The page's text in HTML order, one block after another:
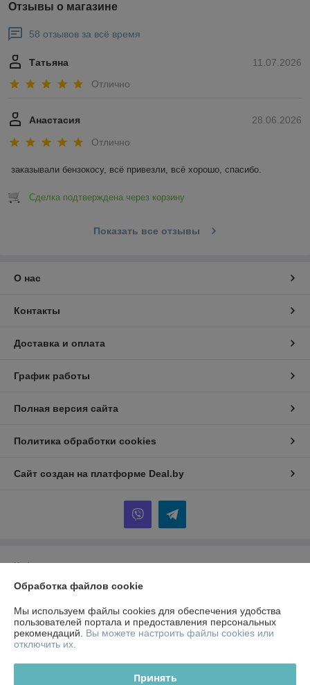
Отзывы о магазине
58 отзывов за всё время
11.07.2026
Татьяна
Отлично
28.06.2026
Анастасия
Отлично
заказывали бензокосу, всё привезли, всё хорошо, спасибо.
Сделка подтверждена через корзину
Показать все отзывы
О нас
Контакты
Доставка и оплата
График работы
Полная версия сайта
Политика обработки cookies
Сайт создан на платформе Deal.by
Информация для покупателя
Юридическое лицо:Общество с ограниченной ответственностью
20131 ,Республика Беларусь, г. Минск, ул. Гамарника, д. 30, офис. 405
Регистрационный номер ЕГР: 193543133
Регистрационный орган: Минский горисполком
Обработка файлов cookie
Мы используем файлы cookies для обеспечения удобства
пользователей портала и предоставления персональных
рекомендаций. Вы можете настроить файлы cookies или
отключить их.
Принять